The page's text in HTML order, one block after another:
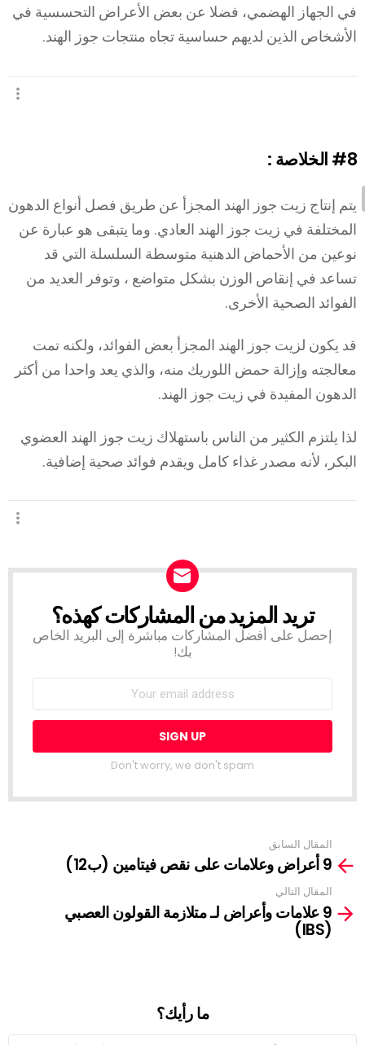
في الجهاز الهضمي، فضلا عن بعض الأعراض التحسسية في
الأشخاص الذين لديهم حساسية تجاه منتجات جوز الهند.
#8 الخلاصة :
يتم إنتاج زيت جوز الهند المجزأ عن طريق فصل أنواع الدهون
المختلفة في زيت جوز الهند العادي. وما يتبقى هو عبارة عن
نوعين من الأحماض الدهنية متوسطة السلسلة التي قد
تساعد في إنقاص الوزن بشكل متواضع ، وتوفر العديد من
الفوائد الصحية الأخرى.
قد يكون لزيت جوز الهند المجزأ بعض الفوائد، ولكنه تمت
معالجته وإزالة حمض اللوريك منه، والذي يعد واحدا من أكثر
الدهون المفيدة في زيت جوز الهند.
لذا يلتزم الكثير من الناس باستهلاك زيت جوز الهند العضوي
البكر، لأنه مصدر غذاء كامل ويقدم فوائد صحية إضافية.
NEWSLETTER
تريد المزيد من المشاركات كهذه؟
إحصل على أفضل المشاركات مباشرة إلى البريد الخاص
بك!
Don't worry, we don't spam
more
المقال السابق
9 أعراض وعلامات على نقص فيتامين (ب12)
المقال التالي
9 علامات وأعراض لـ متلازمة القولون العصبي
(IBS)
ما رأيك؟